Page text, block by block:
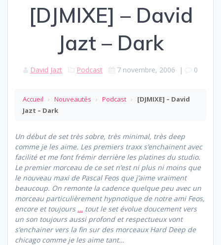
[DJMIXE] – David
Jazt – Dark
David Jazt Podcast 7 novembre, 2006 | 0
Accueil › Nouveautés › Podcast ›
[DJMIXE] – David
Jazt – Dark
Un début de set très sobre, très minimal, très deep
comme je les aime. Les premiers traxx s’enchainent avec
facilité et me font frémir derrière les platines du studio.
Le premier morceau de ce set n’est ni plus ni moins que
le nouveau maxi de Pascal Feos que j’aime vraiment
beaucoup. On remonte la cadence quelque peu avec un
morceau particulièrement hypnotique de notre ami Feos,
encore et toujours … tout le set évolue doucement vers
un son toujours aussi profond et respectueux vont
s’enchainer vers la fin sur des morceaux Hard Deep de
chicago comme je les aime tant…